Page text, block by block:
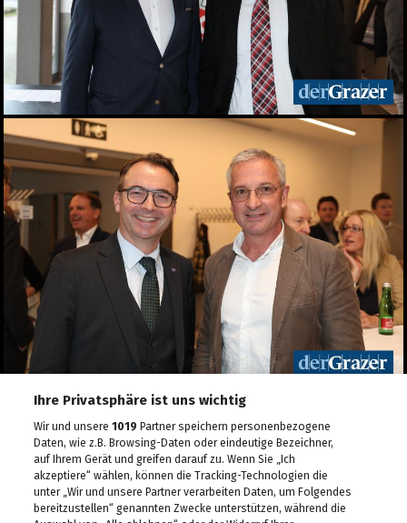
Veganmania am Grazer
Hauptplatz
09.05.2026
econet 2026 Wirtschaft.
Recht. Sicherheit
06.05.2026
Lendwirbel das
Straßenfest 2026
04.05.2026
Rund tausend Teilnehmer
beim Maiaufmarsch der
Für ein gutes Leben: KPÖ
Das eleven feiert seinen
10. Geburtstag
30.04.2026
Maibaum-Aufstellung im
Gösser Bräu
29.04.2026
Ihre Privatsphäre ist uns wichtig
Wir und unsere1019 Partner speichern personenbezogene
Daten, wie z.B. Browsing-Daten oder eindeutige Bezeichner,
auf Ihrem Gerät und greifen darauf zu. Wenn Sie „Ich
akzeptiere“ wählen, können die Tracking-Technologien die
unter „Wir und unsere Partner verarbeiten Daten, um Folgendes
bereitzustellen“ genannten Zwecke unterstützen, während die